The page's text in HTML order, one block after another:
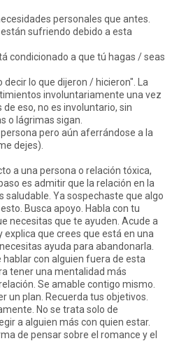
personales que antes.
sufriendo debido a esta
condicionado a que tú hagas / seas
decir lo que dijeron / hicieron". La
involuntariamente una vez
eso, no es involuntario, sin
o lágrimas sigan.
pero aún aferrándose a la
dejes).
a una persona o relación tóxica,
es admitir que la relación en la
saludable. Ya sospechaste que algo
Busca apoyo. Habla con tu
necesitas que te ayuden. Acude a
que crees que está en una
ayuda para abandonarla.
hablar con alguien fuera de esta
tener una mentalidad más
Se amable contigo mismo.
un plan. Recuerda tus objetivos.
No se trata solo de
a alguien más con quien estar.
de pensar sobre el romance y el